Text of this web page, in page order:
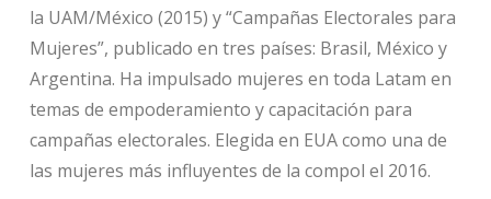
la UAM/México (2015) y “Campañas Electorales para
Mujeres”, publicado en tres países: Brasil, México y
Argentina. Ha impulsado mujeres en toda Latam en
temas de empoderamiento y capacitación para
campañas electorales. Elegida en EUA como una de
las mujeres más influyentes de la compol el 2016.